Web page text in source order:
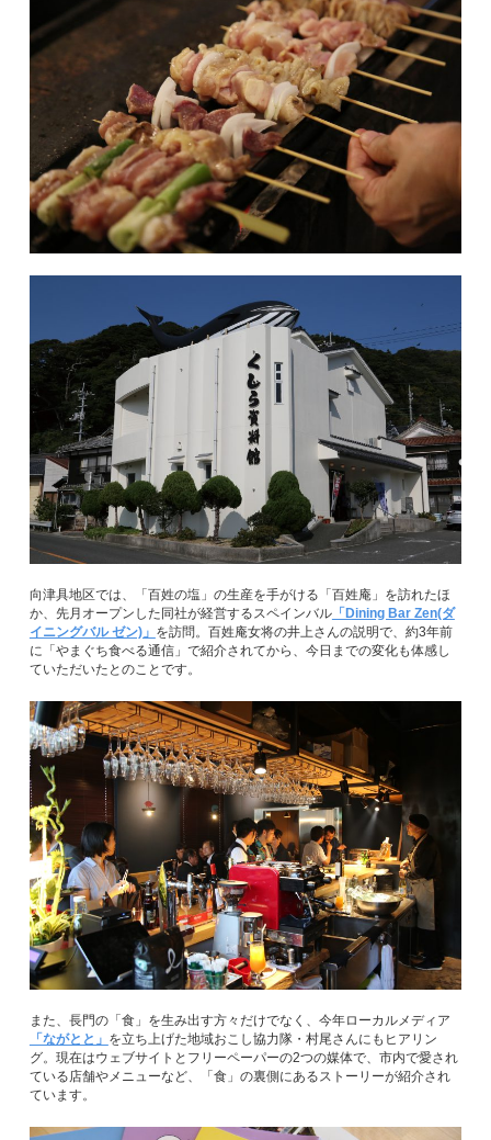
向津具地区では、「百姓の塩」の生産を手がける「百姓庵」を訪れたほ
か、先月オープンした同社が経営するスペインバル「Dining Bar Zen(ダ
イニングバル ゼン)」 を訪問。百姓庵女将の井上さんの説明で、約3年前
に「やまぐち食べる通信」で紹介されてから、今日までの変化も体感し
ていただいたとのことです。
また、長門の「食」を生み出す方々だけでなく、今年ローカルメディア
「ながとと」 を立ち上げた地域おこし協力隊・村尾さんにもヒアリン
グ。現在はウェブサイトとフリーペーパーの2つの媒体で、市内で愛され
ている店舗やメニューなど、「食」の裏側にあるストーリーが紹介され
ています。